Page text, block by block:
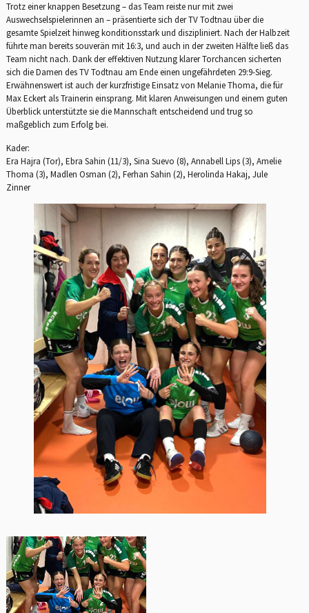
Trotz einer knappen Besetzung – das Team reiste nur mit zwei
Auswechselspielerinnen an – präsentierte sich der TV Todtnau über die
gesamte Spielzeit hinweg konditionsstark und diszipliniert. Nach der Halbzeit
führte man bereits souverän mit 16:3, und auch in der zweiten Hälfte ließ das
Team nicht nach. Dank der effektiven Nutzung klarer Torchancen sicherten
sich die Damen des TV Todtnau am Ende einen ungefährdeten 29:9-Sieg.
Erwähnenswert ist auch der kurzfristige Einsatz von Melanie Thoma, die für
Max Eckert als Trainerin einsprang. Mit klaren Anweisungen und einem guten
Überblick unterstützte sie die Mannschaft entscheidend und trug so
maßgeblich zum Erfolg bei.
Kader:
Era Hajra (Tor), Ebra Sahin (11/3), Sina Suevo (8), Annabell Lips (3), Amelie
Thoma (3), Madlen Osman (2), Ferhan Sahin (2), Herolinda Hakaj, Jule
Zinner